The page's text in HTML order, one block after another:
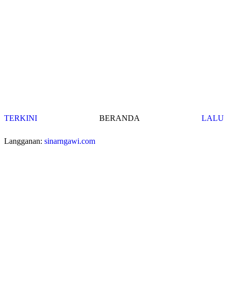
TERKINI LALU
BERANDA
Langganan: sinarngawi.com